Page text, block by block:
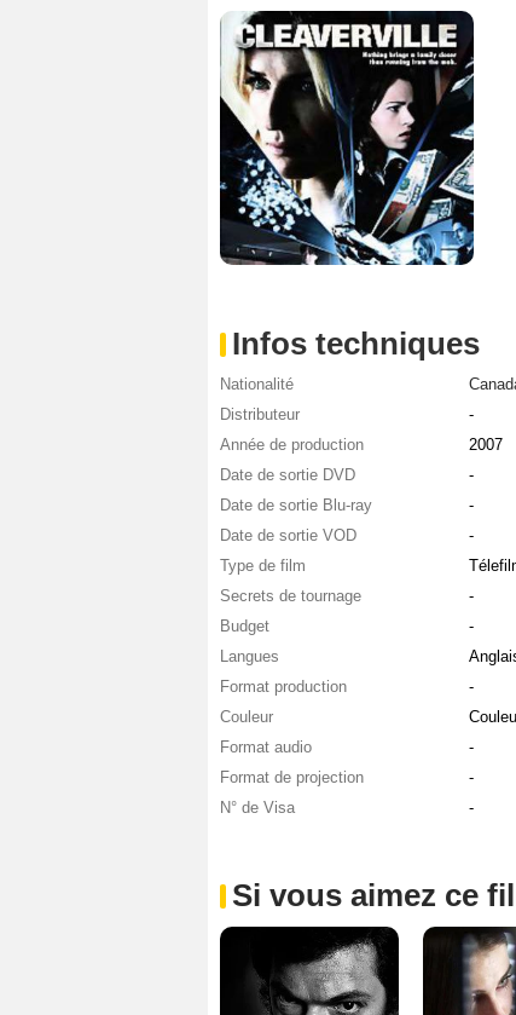
Infos techniques
Nationalité
Distributeur
-
Année de production
2007
Date de sortie DVD
-
Date de sortie Blu-ray
-
Date de sortie VOD
-
Type de film
Secrets de tournage
-
Budget
-
Langues
Format production
-
Couleur
Format audio
-
Format de projection
-
N° de Visa
-
Si vous aimez ce